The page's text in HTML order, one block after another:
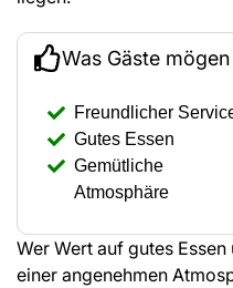
Was Gäste mögen
Freundlicher
Gutes Essen
Gemütliche
Atmosphäre
Wer Wert auf gutes
einer angenehmen